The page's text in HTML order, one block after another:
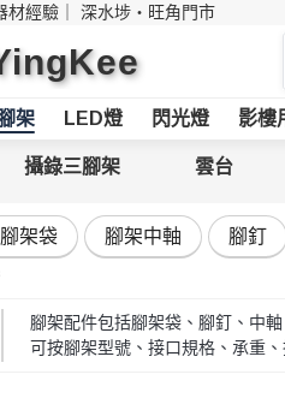
材經驗｜ 深水埗・旺角門市
架 LED燈 閃光燈 影樓
攝錄三腳架 雲台
腳架袋 腳架中軸 腳釘
腳架配件包括腳架袋、腳釘、中
可按腳架型號、接口規格、承重